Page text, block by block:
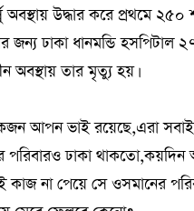
উদ্ধার করে প্রথমে ২৫০
ঢাকা ধানমন্ডি হসপিটাল
অবস্থায় তার মৃত্যু হয়।
আপন ভাই রয়েছে,এরা
ঢাকা থাকতো,কয়দিন
না পেয়ে সে ওসমানের